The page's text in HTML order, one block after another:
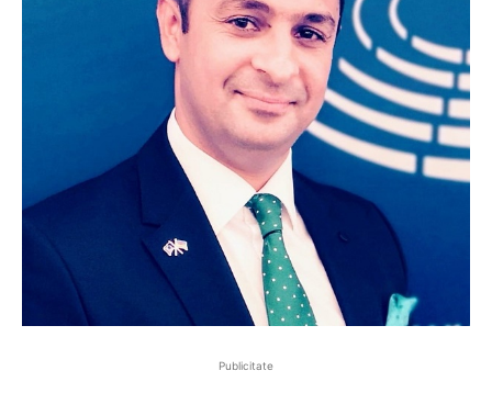
Publicitate